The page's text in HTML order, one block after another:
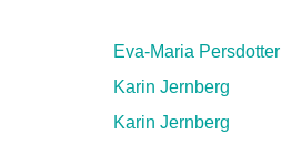
Eva-Maria Persdotter
Karin Jernberg
Karin Jernberg